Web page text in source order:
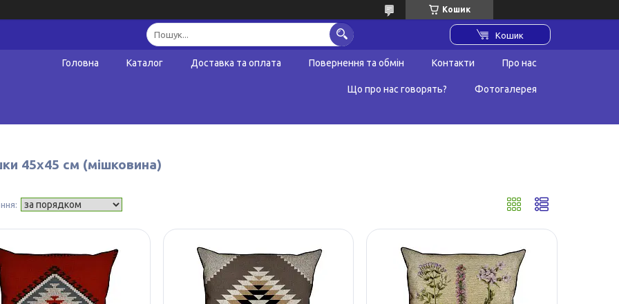
Кошик
Кошик
Головна Каталог Доставка та оплата Повернення та обмін Контакти Про нас
Що про нас говорять? Фотогалерея
45х45 см (мішковина)